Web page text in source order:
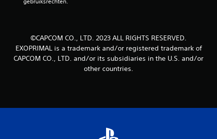
©CAPCOM CO., LTD. 2023 ALL RIGHTS RESERVED.
EXOPRIMAL is a trademark and/or registered trademark of
CAPCOM CO., LTD. and/or its subsidiaries in the U.S. and/or
other countries.